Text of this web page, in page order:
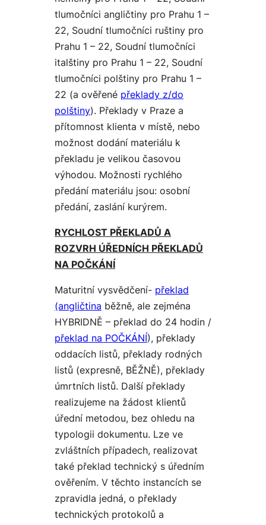
tlumočníci angličtiny pro Prahu 1 –
22, Soudní tlumočníci ruštiny pro
Prahu 1 – 22, Soudní tlumočníci
italštiny pro Prahu 1 – 22, Soudní
tlumočníci polštiny pro Prahu 1 –
22 (a ověřené překlady z/do
polštiny). Překlady v Praze a
přítomnost klienta v místě, nebo
možnost dodání materiálu k
překladu je velikou časovou
výhodou. Možnosti rychlého
předání materiálu jsou: osobní
předání, zaslání kurýrem.
RYCHLOST PŘEKLADŮ A
ROZVRH ÚŘEDNÍCH PŘEKLADŮ
NA POČKÁNÍ
Maturitní vysvědčení- překlad
(angličtina běžně, ale zejména
HYBRIDNĚ – překlad do 24 hodin /
překlad na POČKÁNÍ), překlady
oddacích listů, překlady rodných
listů (expresně, BĚŽNĚ), překlady
úmrtních listů. Další překlady
realizujeme na žádost klientů
úřední metodou, bez ohledu na
typologii dokumentu. Lze ve
zvláštních případech, realizovat
také překlad technický s úředním
ověřením. V těchto instancích se
zpravidla jedná, o překlady
technických protokolů a